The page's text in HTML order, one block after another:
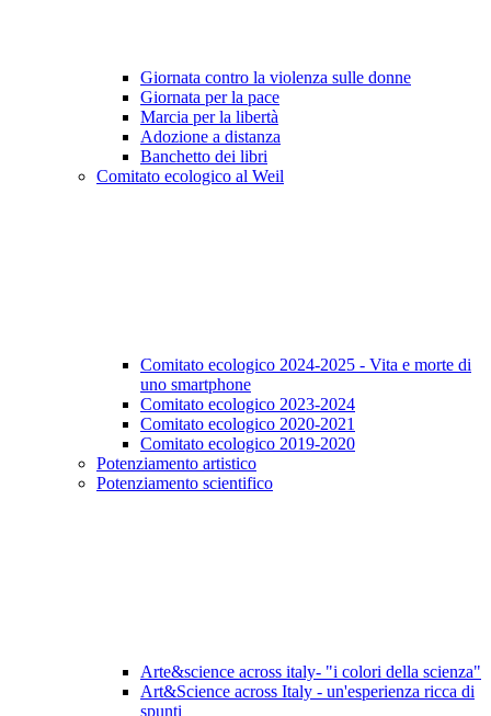
Giornata contro la violenza sulle donne
Giornata per la pace
Marcia per la libertà
Adozione a distanza
Banchetto dei libri
Comitato ecologico al Weil
Comitato ecologico 2024-2025 - Vita e morte di
uno smartphone
Comitato ecologico 2023-2024
Comitato ecologico 2020-2021
Comitato ecologico 2019-2020
Potenziamento artistico
Potenziamento scientifico
Arte&science across italy- "i colori della scienza"
Art&Science across Italy - un'esperienza ricca di
spunti